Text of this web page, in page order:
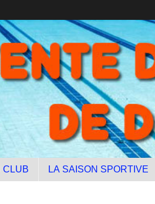
CLUB LA SAISON SPORTIVE